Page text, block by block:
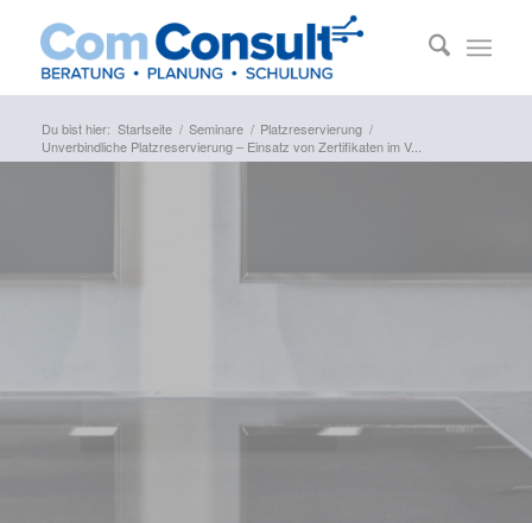
Du bist hier: Startseite / Seminare / Platzreservierung /
Unverbindliche Platzreservierung – Einsatz von Zertifikaten im V...